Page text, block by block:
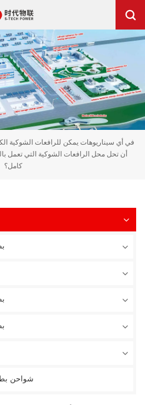
في أي سيناريوهات يمكن للرافعات الشوكية
أن تحل محل الرافعات الشوكية التي تعمل
كامل؟
شواحن